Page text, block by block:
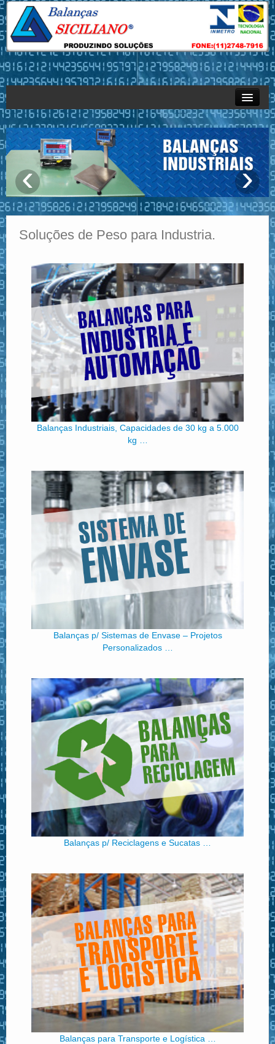
Empresa
Produtos
Sistemas
Serviços – Assistência Técnica
Contato
‹ ›
Soluções de Peso para Industria.
Balanças Industriais, Capacidades de 30 kg a 5.000
kg …
Balanças p/ Sistemas de Envase – Projetos
Personalizados …
Balanças p/ Reciclagens e Sucatas …
Balanças para Transporte e Logística …